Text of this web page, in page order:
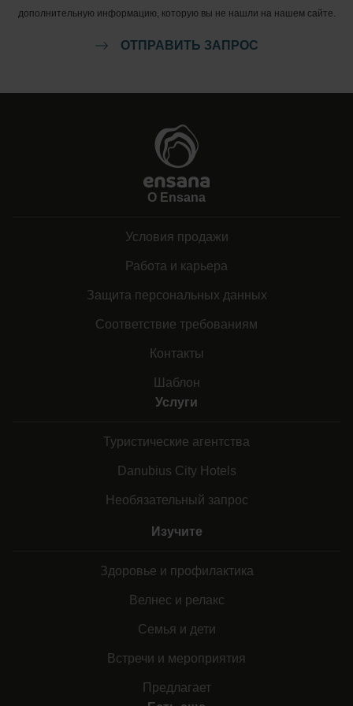
Nature of Men - Energising Treatment
Sublime Skin Eye Intensive
Tranquillity Pro Sleep Massage
дополнительную информацию, которую вы не нашли на нашем сайте.
ОТПРАВИТЬ ЗАПРОС
О Ensana
Условия продажи
Работа и карьера
Защита персональных данных
Соответствие требованиям
Контакты
Шаблон
Услуги
Туристические агентства
Danubius City Hotels
Необязательный запрос
Изучите
Здоровье и профилактика
Велнес и релакс
Семья и дети
Встречи и мероприятия
Предлагает